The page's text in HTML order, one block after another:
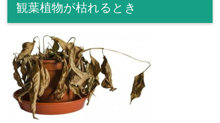
観葉植物が枯れるとき